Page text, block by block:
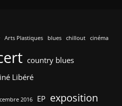
Arts Plastiques blues chillout cinéma
country blues
Libéré
2016 EP exposition